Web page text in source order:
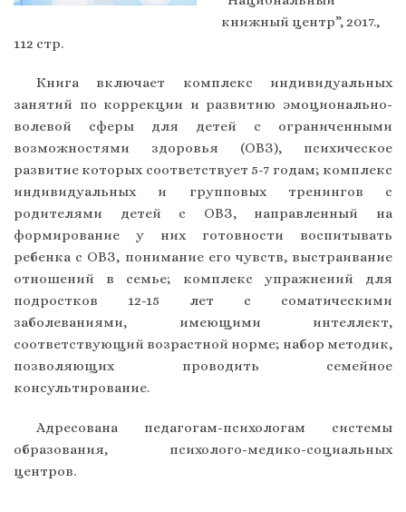
книжный центр”, 2017.,
112 стр.
Книга включает комплекс индивидуальных
занятий по коррекции и развитию эмоционально-
волевой сферы для детей с ограниченными
возможностями здоровья (ОВЗ), психическое
развитие которых соответствует 5-7 годам; комплекс
индивидуальных и групповых тренингов с
родителями детей с ОВЗ, направленный на
формирование у них готовности воспитывать
ребенка с ОВЗ, понимание его чувств, выстраивание
отношений в семье; комплекс упражнений для
подростков 12-15 лет с соматическими
заболеваниями, имеющими интеллект,
соответствующий возрастной норме; набор методик,
позволяющих проводить семейное
консультирование.
Адресована педагогам-психологам системы
образования, психолого-медико-социальных
центров.